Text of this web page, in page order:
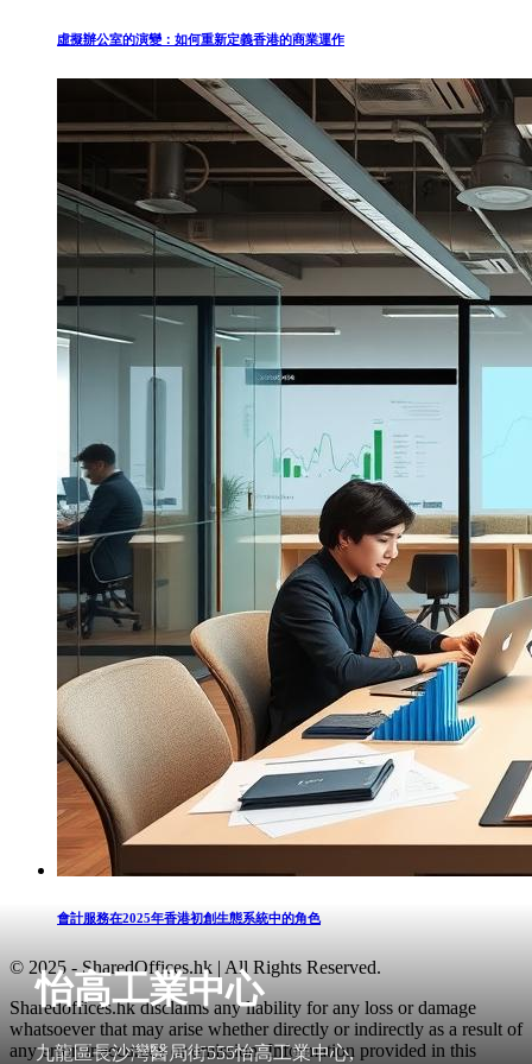
怡高工業中心
九龍區長沙灣醫局街555怡高工業中心,
虛擬辦公室的演變：如何重新定義香港的商業運作
會計服務在2025年香港初創生態系統中的角色
© 2025 - SharedOffices.hk | All Rights Reserved.
Sharedoffices.hk disclaims any liability for any loss or damage
whatsoever that may arise whether directly or indirectly as a result of
any error, inaccuracy or omission. Information provided in this